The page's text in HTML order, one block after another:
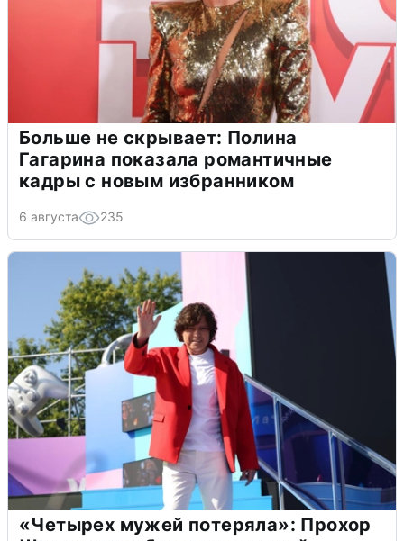
Больше не скрывает: Полина
Гагарина показала романтичные
кадры с новым избранником
6 августа 235
«Четырех мужей потеряла»: Прохор